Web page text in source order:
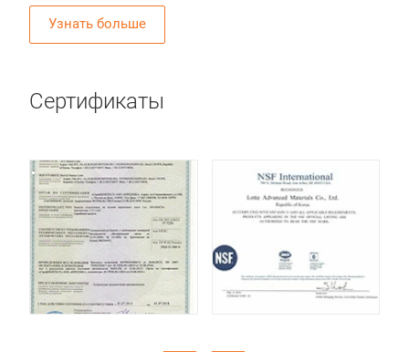
Узнать больше
Сертификаты